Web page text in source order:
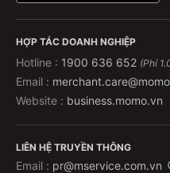
HỢP TÁC DOANH NGHIỆP
Hotline : 1900 636 652 (Phí
Email :
Website : business.momo.vn
LIÊN HỆ TRUYỀN THÔNG
Email : pr@mservice.com.vn